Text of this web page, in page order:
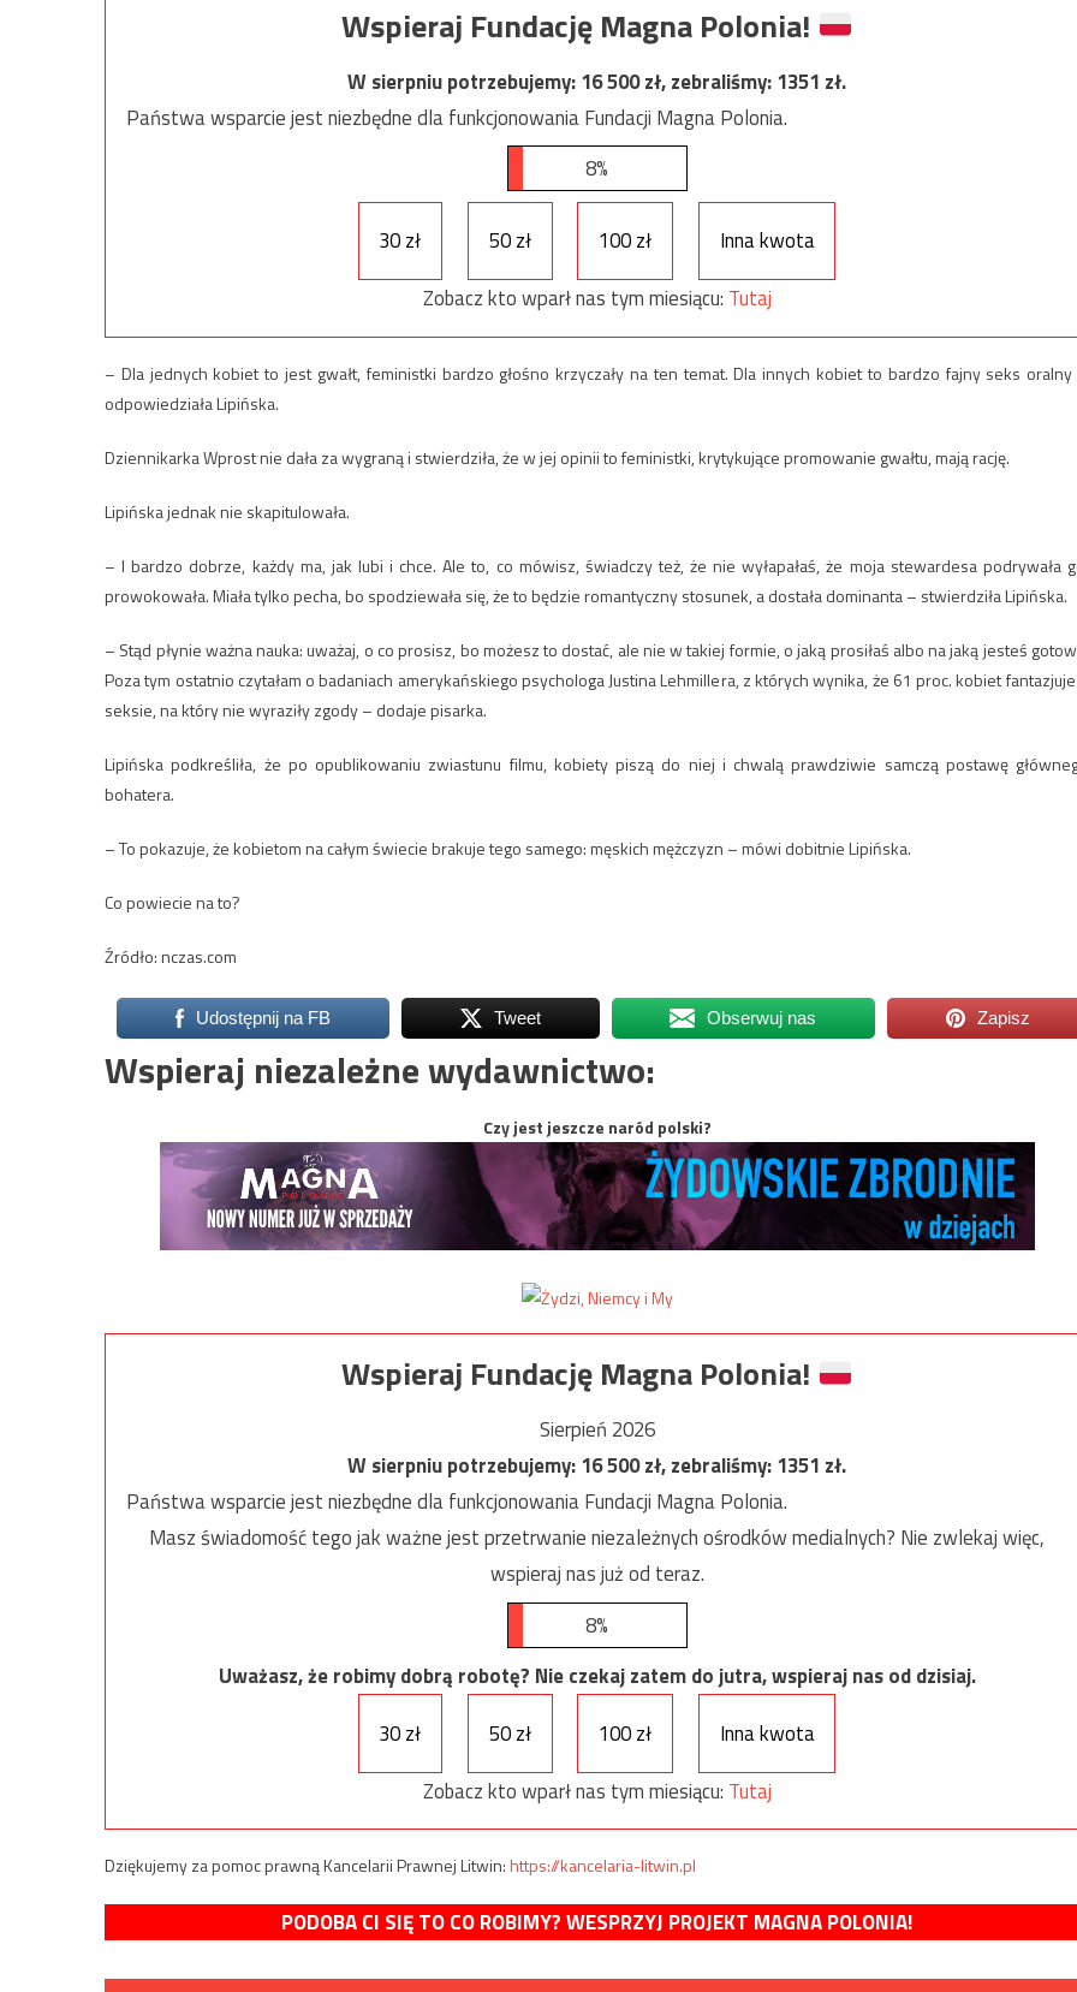
Wspieraj Fundację Magna Polonia!
W sierpniu potrzebujemy:16 500zł, zebraliśmy:1351 zł.
Państwa wsparcie jest niezbędne dla funkcjonowania Fundacji Magna Polonia.
8%
30 zł 50 zł 100 zł
Inna kwota
Zobacz kto wparł nas tym miesiącu: Tutaj
– Dla jednych kobiet to jest gwałt, feministki bardzo głośno krzyczały na ten temat. Dla innych kobiet to bardzo fajny seks
odpowiedziała Lipińska.
Dziennikarka Wprost nie dała za wygraną i stwierdziła, że w jej opinii to feministki, krytykujące promowanie gwałtu, mają rację.
Lipińska jednak nie skapitulowała.
– I bardzo dobrze, każdy ma, jak lubi i chce. Ale to, co mówisz, świadczy też, że nie wyłapałaś, że moja stewardesa podrywała
prowokowała. Miała tylko pecha, bo spodziewała się, że to będzie romantyczny stosunek, a dostała dominanta – stwierdziła Lipińska.
– Stąd płynie ważna nauka: uważaj, o co prosisz, bo możesz to dostać, ale nie w takiej formie, o jaką prosiłaś albo na jaką jesteś
Poza tym ostatnio czytałam o badaniach amerykańskiego psychologa Justina Lehmillera, z których wynika, że 61 proc. kobiet
seksie, na który nie wyraziły zgody – dodaje pisarka.
Lipińska podkreśliła, że po opublikowaniu zwiastunu filmu, kobiety piszą do niej i chwalą prawdziwie samczą postawę
bohatera.
– To pokazuje, że kobietom na całym świecie brakuje tego samego: męskich mężczyzn – mówi dobitnie Lipińska.
Co powiecie na to?
Źródło: nczas.com
Udostępnij na FB Tweet Obserwuj nas Zapisz
Wspieraj niezależne wydawnictwo:
Czy jest jeszcze naród polski?
Wspieraj Fundację Magna Polonia!
Sierpień 2026
W sierpniu potrzebujemy:16 500zł, zebraliśmy:1351 zł.
Państwa wsparcie jest niezbędne dla funkcjonowania Fundacji Magna Polonia.
Masz świadomość tego jak ważne jest przetrwanie niezależnych ośrodków medialnych? Nie zwlekaj więc,
wspieraj nas już od teraz.
8%
Uważasz, że robimy dobrą robotę? Nie czekaj zatem do jutra, wspieraj nas od dzisiaj.
30 zł
50 zł 100 zł
Inna kwota
Zobacz kto wparł nas tym miesiącu: Tutaj
Dziękujemy za pomoc prawną Kancelarii Prawnej Litwin:https://kancelaria-litwin.pl
PODOBA CI SIĘ TO CO ROBIMY? WESPRZYJ PROJEKT MAGNA POLONIA!